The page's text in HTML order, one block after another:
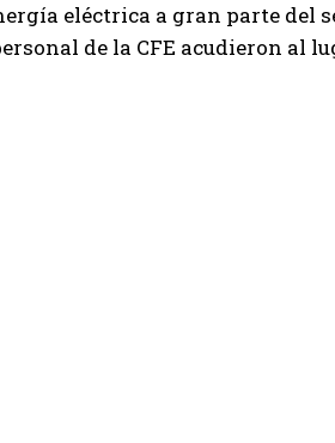
eléctrica a gran parte del
de la CFE acudieron al